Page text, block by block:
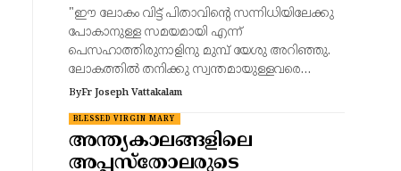
"ഈ ലോകം വിട്ട്‌ പിതാവിന്റെ സന്നിധിയിലേക്കു
പോകാനുള്ള സമയമായി എന്ന്‌
പെസഹാത്തിരുനാളിനു മുമ്പ്‌ യേശു അറിഞ്ഞു.
ലോകത്തില്‍ തനിക്കു സ്വന്തമായുള്ളവരെ…
ByFr Joseph Vattakalam
BLESSED VIRGIN MARY
അന്ത്യകാലങ്ങളിലെ
അപ്പസ്തോലരുടെ